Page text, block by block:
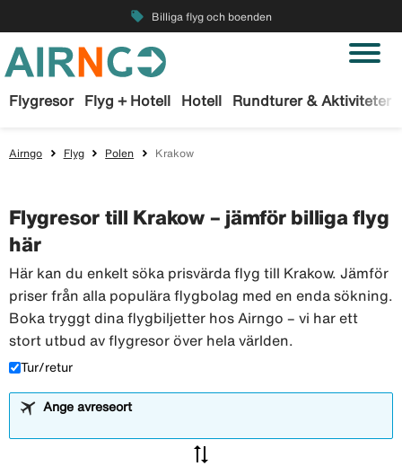
local_offer Billiga flyg och boenden
Flygresor Flyg + Hotell Hotell Rundturer & Aktiviteter
Airngo Flyg Polen Krakow
Flygresor till Krakow – jämför billiga flyg
här
Här kan du enkelt söka prisvärda flyg till Krakow. Jämför
priser från alla populära flygbolag med en enda sökning.
Boka tryggt dina flygbiljetter hos Airngo – vi har ett
stort utbud av flygresor över hela världen.
Tur/retur
Ange avreseort
sync_alt